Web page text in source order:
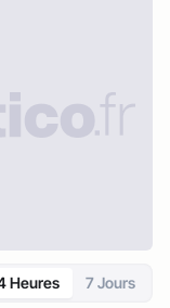
Heures 7 Jours